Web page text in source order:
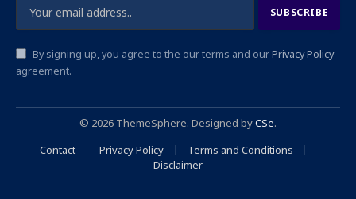
By signing up, you agree to the our terms and ourPrivacy Policy
agreement.
© 2026 ThemeSphere. Designed byCSe.
Contact
Privacy Policy
Terms and Conditions
Disclaimer